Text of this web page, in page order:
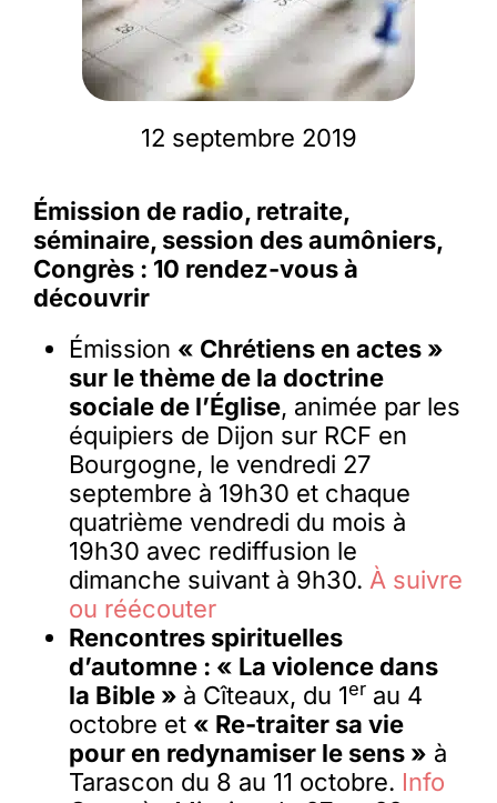
Membres
Nous soutenir
La revue Responsables
12 septembre 2019
Émission de radio, retraite,
séminaire, session des aumôniers,
Congrès : 10 rendez-vous à
découvrir
Émission « Chrétiens en actes »
sur le thème de la doctrine
sociale de l’Église, animée par les
équipiers de Dijon sur RCF en
Bourgogne, le vendredi 27
septembre à 19h30 et chaque
quatrième vendredi du mois à
19h30 avec rediffusion le
dimanche suivant à 9h30. À suivre
ou réécouter
Rencontres spirituelles
d’automne : « La violence dans
la Bible » à Cîteaux, du 1erau 4
octobre et « Re-traiter sa vie
pour en redynamiser le sens » à
Tarascon du 8 au 11 octobre. Info